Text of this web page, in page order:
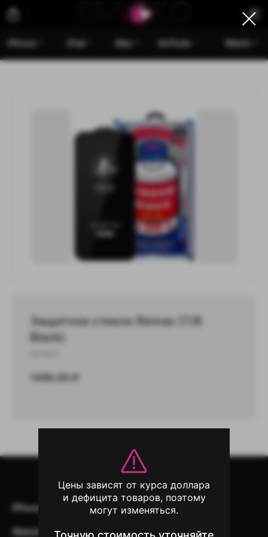
iPhone iPad Mac AirPods Watch
Защитное стекло Remax (7/8
Black)
1490,00
iPhone Mac
AirPods
Watch
Другая техника
Аксессуары
Цены зависят от курса доллара
и дефицита товаров, поэтому
могут изменяться.